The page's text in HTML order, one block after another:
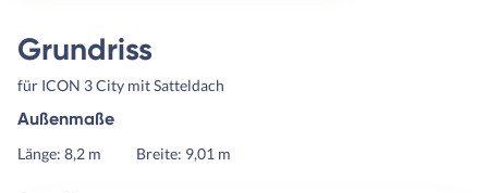
Grundriss
für ICON 3 City mit Satteldach
Außenmaße
Länge: 8,2 m Breite: 9,01 m